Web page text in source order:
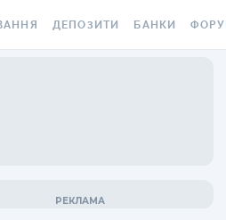
ДЕПОЗИТИ БАНКИ